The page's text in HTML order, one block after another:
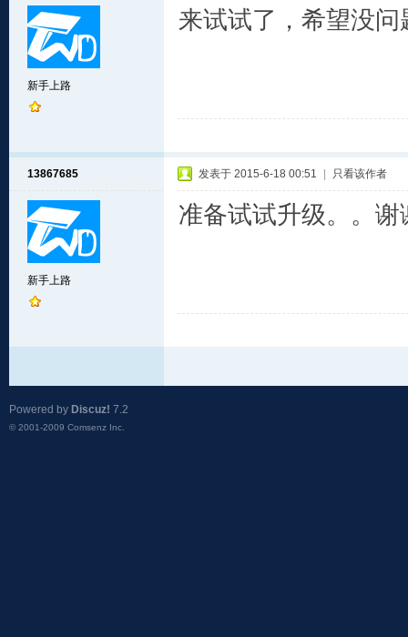
新手上路
来试试了，希望没问
13867685
新手上路
发表于 2015-6-18 00:51 只看该作者
准备试试升级。。谢
Powered by Discuz! 7.2
© 2001-2009 Comsenz Inc.